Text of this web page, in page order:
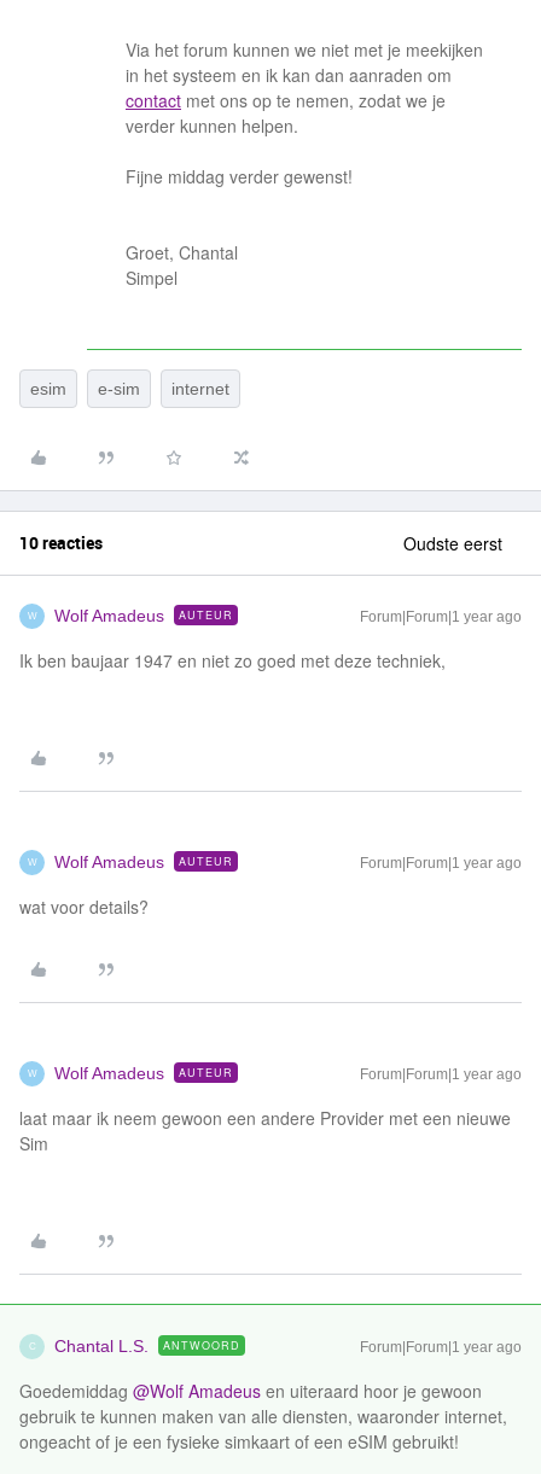
Via het forum kunnen we niet met je meekijken
in het systeem en ik kan dan aanraden om
contact met ons op te nemen, zodat we je
verder kunnen helpen.
Fijne middag verder gewenst!
Groet, Chantal
Simpel
esim e-sim internet
10 reacties Oudste eerst
W Wolf Amadeus AUTEUR Forum|Forum|1 year ago
Ik ben baujaar 1947 en niet zo goed met deze techniek,
W Wolf Amadeus AUTEUR Forum|Forum|1 year ago
wat voor details?
W Wolf Amadeus AUTEUR Forum|Forum|1 year ago
laat maar ik neem gewoon een andere Provider met een nieuwe
Sim
C Chantal L.S. ANTWOORD Forum|Forum|1 year ago
Goedemiddag ​ @Wolf Amadeus en uiteraard hoor je gewoon
gebruik te kunnen maken van alle diensten, waaronder internet,
ongeacht of je een fysieke simkaart of een eSIM gebruikt!